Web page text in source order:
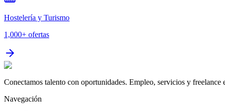
Hostelería y Turismo
1,000+ ofertas
Conectamos talento con oportunidades. Empleo, servicios y freelance
Navegación